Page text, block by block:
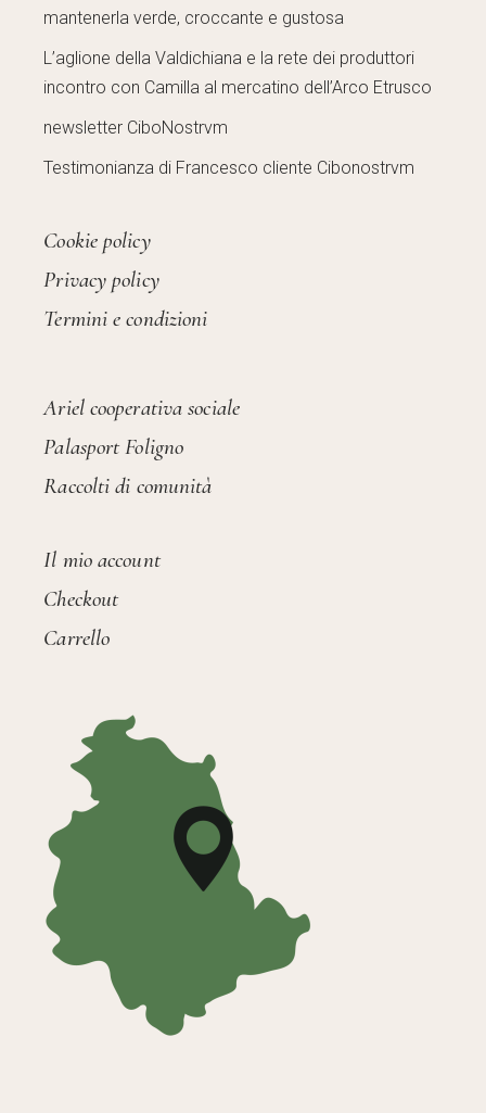
mantenerla verde, croccante e gustosa
L’aglione della Valdichiana e la rete dei produttori
incontro con Camilla al mercatino dell’Arco Etrusco
newsletter CiboNostrvm
Testimonianza di Francesco cliente Cibonostrvm
Cookie policy
Privacy policy
Termini e condizioni
Ariel cooperativa sociale
Palasport Foligno
Raccolti di comunità
Il mio account
Checkout
Carrello